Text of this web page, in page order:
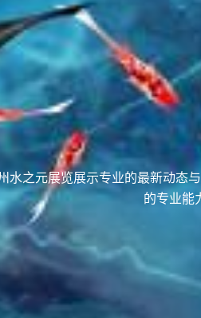
水之元展览展示专业的最新动态
的专业能